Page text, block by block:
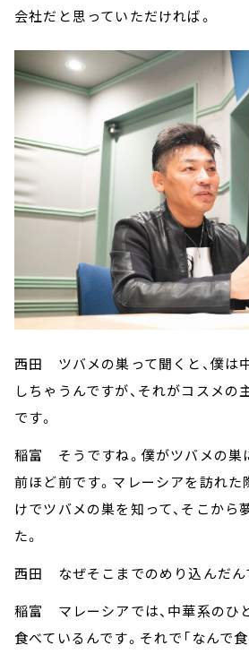
会社だと思っていただければ。
西田 ツバメの巣って聞くと、僕は
しちゃうんですが、それがコスメの
です。
稲富 そうですね。僕がツバメの巣
前ほど前です。マレーシアを訪れた
けでツバメの巣を知って、そこから
た。
西田 なぜそこまでのめり込んだん
稲富 マレーシアでは、中華系のひ
食べているんです。それで「なんで